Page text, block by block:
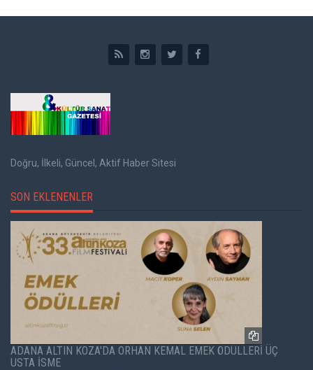
Doğru, İlkeli, Güncel, Aktif Haber Sitesi
SON EKLENENLER
ADANA ALTIN KOZA'DA ORHAN KEMAL EMEK ÖDÜLLERİ ÜÇ
USTA İSME